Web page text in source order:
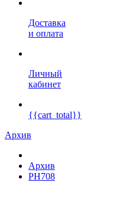
Доставка
и оплата
Личный
кабинет
{{cart_total}}
Архив
Архив
PH708